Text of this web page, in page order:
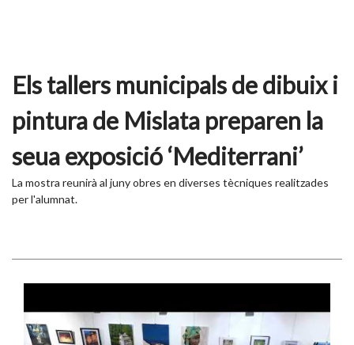
Els tallers municipals de dibuix i
pintura de Mislata preparen la
seua exposició ‘Mediterrani’
La mostra reunirà al juny obres en diverses tècniques realitzades
per l'alumnat.